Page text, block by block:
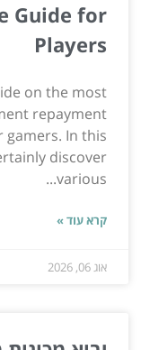
Guide for
Players
on the most
repayment
gamers. In this
discover
various...
קרא עוד »
אוג 06, 2026